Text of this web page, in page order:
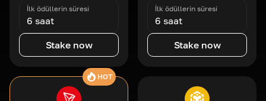
İlk ödüllerin süresi
6 saat
Stake now
İlk ödüllerin süresi
6 saat
Stake now
HOT